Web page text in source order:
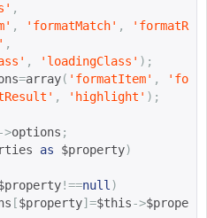
,
, 'formatMatch' ,
'formatR
,
, 'loadingClass' );
=array( 'formatItem' ,
'fo
, 'highlight' );
->options ;
as $property)
!==null)
[$property]=$this->$prope